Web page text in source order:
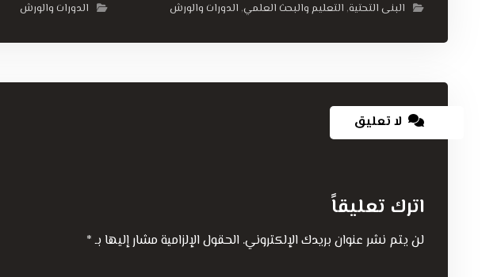
البنى التحتية, التعليم والبحث العلمي, الدورات والورش الدورات والورش
لا تعليق
اترك تعليقاً
لن يتم نشر عنوان بريدك الإلكتروني. الحقول الإلزامية مشار إليها بـ*